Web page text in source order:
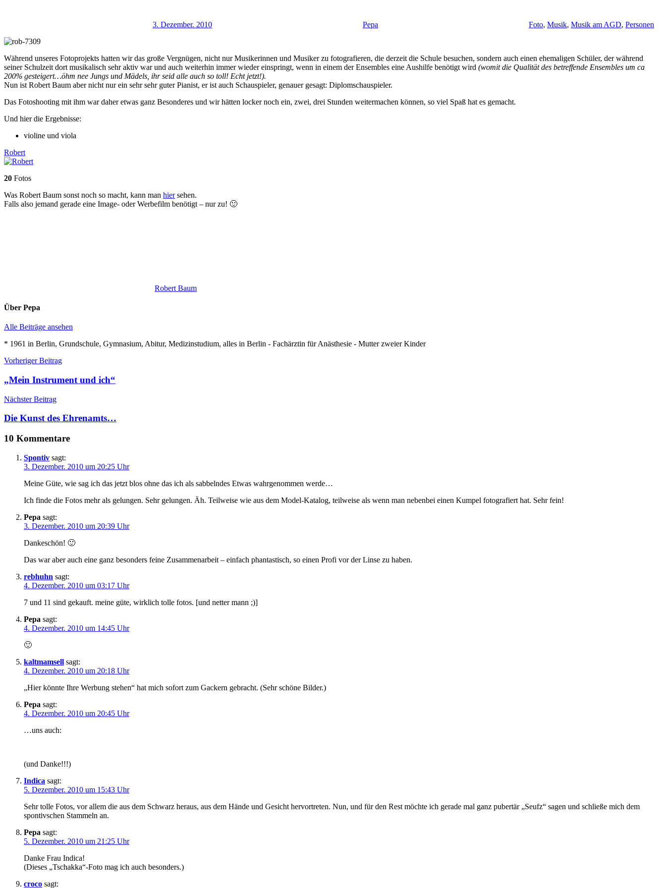
3. Dezember. 2010 Pepa Foto, Musik, Musik am AGD, Personen
Während unseres Fotoprojekts hatten wir das große Vergnügen, nicht nur Musikerinnen und Musiker zu fotografieren, die derzeit die Schule besuchen, sondern auch einen ehemaligen Schüler, der während
seiner Schulzeit dort musikalisch sehr aktiv war und auch weiterhin immer wieder einspringt, wenn in einem der Ensembles eine Aushilfe benötigt wird (womit die Qualität des betreffende Ensembles um ca
200% gesteigert…öhm nee Jungs und Mädels, ihr seid alle auch so toll! Echt jetzt!).
Nun ist Robert Baum aber nicht nur ein sehr sehr guter Pianist, er ist auch Schauspieler, genauer gesagt: Diplomschauspieler.
Das Fotoshooting mit ihm war daher etwas ganz Besonderes und wir hätten locker noch ein, zwei, drei Stunden weitermachen können, so viel Spaß hat es gemacht.
Und hier die Ergebnisse:
violine und viola
Robert
20 Fotos
Was Robert Baum sonst noch so macht, kann man hiersehen.
Falls also jemand gerade eine Image- oder Werbefilm benötigt – nur zu! 🙂
Robert Baum
Über Pepa
Alle Beiträge ansehen
* 1961 in Berlin, Grundschule, Gymnasium, Abitur, Medizinstudium, alles in Berlin - Fachärztin für Anästhesie - Mutter zweier Kinder
Beitragsnavigation
Vorheriger Beitrag
„Mein Instrument und ich“
Nächster Beitrag
Die Kunst des Ehrenamts…
10 Kommentare
Spontiv sagt:
3. Dezember. 2010 um 20:25 Uhr
Meine Güte, wie sag ich das jetzt blos ohne das ich als sabbelndes Etwas wahrgenommen werde…
Ich finde die Fotos mehr als gelungen. Sehr gelungen. Äh. Teilweise wie aus dem Model-Katalog, teilweise als wenn man nebenbei einen Kumpel fotografiert hat. Sehr fein!
Pepa sagt:
3. Dezember. 2010 um 20:39 Uhr
Dankeschön! 🙂
Das war aber auch eine ganz besonders feine Zusammenarbeit – einfach phantastisch, so einen Profi vor der Linse zu haben.
rebhuhn sagt:
4. Dezember. 2010 um 03:17 Uhr
7 und 11 sind gekauft. meine güte, wirklich tolle fotos. [und netter mann ;)]
Pepa sagt:
4. Dezember. 2010 um 14:45 Uhr
🙂
kaltmamsell sagt:
4. Dezember. 2010 um 20:18 Uhr
„Hier könnte Ihre Werbung stehen“ hat mich sofort zum Gackern gebracht. (Sehr schöne Bilder.)
Pepa sagt:
4. Dezember. 2010 um 20:45 Uhr
…uns auch:
(und Danke!!!)
Indica sagt:
5. Dezember. 2010 um 15:43 Uhr
Sehr tolle Fotos, vor allem die aus dem Schwarz heraus, aus dem Hände und Gesicht hervortreten. Nun, und für den Rest möchte ich gerade mal ganz pubertär „Seufz“ sagen und schließe mich dem
spontivschen Stammeln an.
Pepa sagt:
5. Dezember. 2010 um 21:25 Uhr
Danke Frau Indica!
(Dieses „Tschakka“-Foto mag ich auch besonders.)
croco sagt: